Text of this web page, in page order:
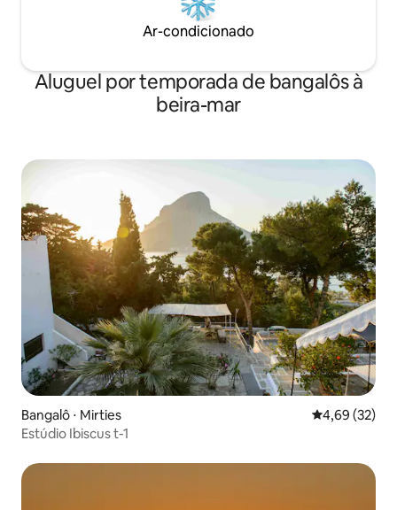
Ar-condicionado
Aluguel por temporada de bangalôs à
beira-mar
Bangalô ⋅ Mirties 4,69 de uma
4,69 (32)
Estúdio Ibiscus t-1